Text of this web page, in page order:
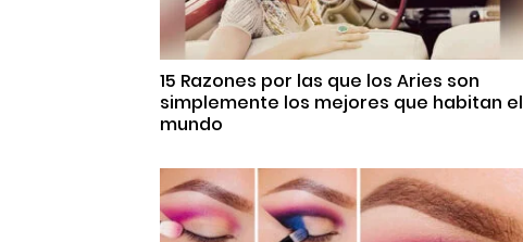
15 Razones por las que los Aries son
simplemente los mejores que habitan el
mundo